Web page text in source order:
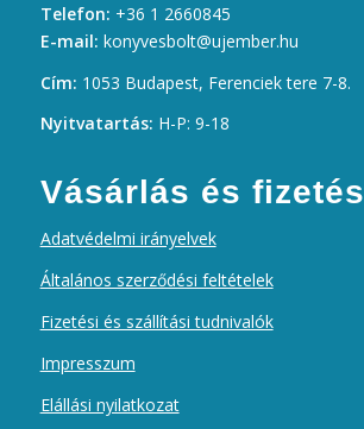
Telefon: +36 1 2660845
E-mail: konyvesbolt@ujember.hu
Cím: 1053 Budapest, Ferenciek tere 7-8.
Nyitvatartás: H-P: 9-18
Vásárlás és fizetés
Adatvédelmi irányelvek
Általános szerződési feltételek
Fizetési és szállítási tudnivalók
Impresszum
Elállási nyilatkozat